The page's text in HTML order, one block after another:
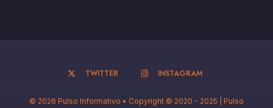
TWITTER INSTAGRAM
© 2026 Pulso Informativo • Copyright © 2020 - 2025 | Pulso